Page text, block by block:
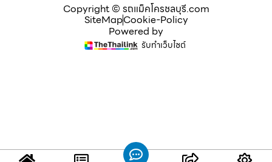
Copyright © รถแม็คโครชลบุรี.com
SiteMapCookie-Policy
Powered by
รับทำเว็บไซต์